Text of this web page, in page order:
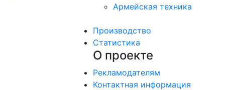
Армейская техника
Производство
Статистика
О проекте
Рекламодателям
Контактная информация